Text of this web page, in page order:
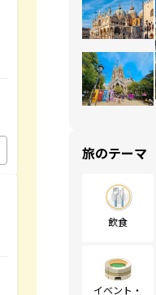
旅のテーマ
飲食
イベント・